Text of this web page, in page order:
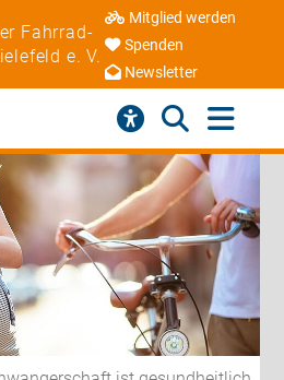
Fahrrad-
e. V.
Mitglied werden
Spenden
Newsletter